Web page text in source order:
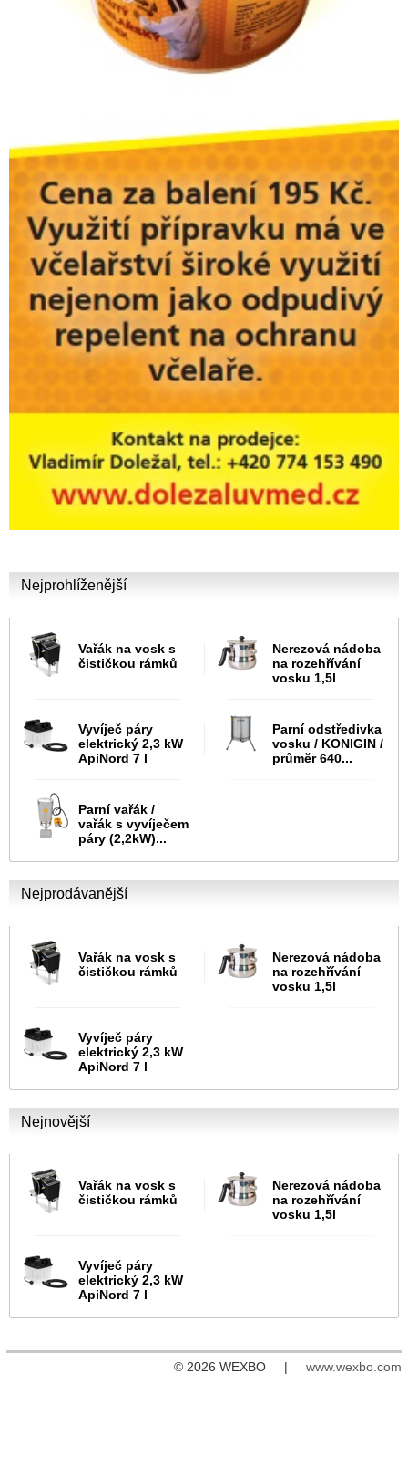
Nejprohlíženější
Vařák na vosk s
čističkou rámků
Nerezová nádoba
na rozehřívání
vosku 1,5l
Vyvíječ páry
elektrický 2,3 kW
ApiNord 7 l
Parní odstředivka
vosku / KONIGIN /
průměr 640...
Parní vařák /
vařák s vyvíječem
páry (2,2kW)...
Nejprodávanější
Vařák na vosk s
čističkou rámků
Nerezová nádoba
na rozehřívání
vosku 1,5l
Vyvíječ páry
elektrický 2,3 kW
ApiNord 7 l
Nejnovější
Vařák na vosk s
čističkou rámků
Nerezová nádoba
na rozehřívání
vosku 1,5l
Vyvíječ páry
elektrický 2,3 kW
ApiNord 7 l
© 2026 WEXBO | www.wexbo.com